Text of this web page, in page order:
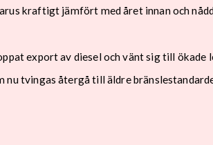
kraftigt jämfört med året innan och
export av diesel och vänt sig till ökade
tvingas återgå till äldre